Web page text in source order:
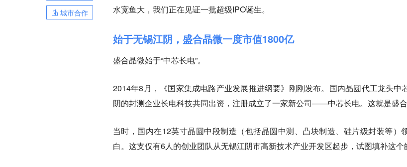
城市合作
水宽鱼大，我们正在见证一批超级IPO诞生。
始于无锡江阴，盛合晶微一度市值1800亿
盛合晶微始于“中芯长电”。
2014年8月，《国家集成电路产业发展推进纲要》刚刚发布。国内晶圆代工龙头中
阴的封测企业长电科技共同出资，注册成立了一家新公司——中芯长电。这就是盛合
当时，国内在12英寸晶圆中段制造（包括晶圆中测、凸块制造、硅片级封装等）
白。这支仅有6人的创业团队从无锡江阴市高新技术产业开发区起步，试图填补这个